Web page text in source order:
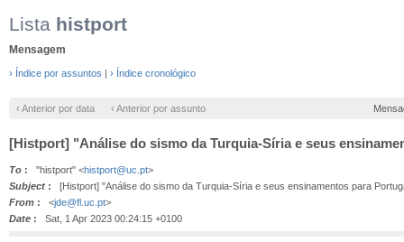
Lista histport
Mensagem
› Índice por assuntos | › Índice cronológico
‹ Anterior por data ‹ Anterior por assunto
[Histport] "Análise do sismo da Turquia-Síria e seus
To : "histport" <histport@uc.pt>
Subject : [Histport] "Análise do sismo da Turquia-Síria e seus ensinamentos para
From : <jde@fl.uc.pt>
Date : Sat, 1 Apr 2023 00:24:15 +0100